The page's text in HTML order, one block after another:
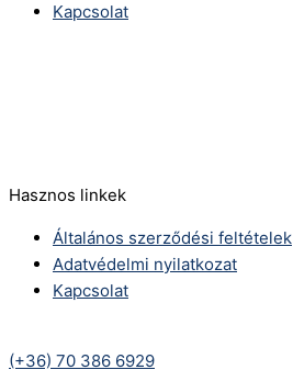
Kapcsolat
Hasznos linkek
Általános szerződési feltételek
Adatvédelmi nyilatkozat
Kapcsolat
(+36) 70 386 6929